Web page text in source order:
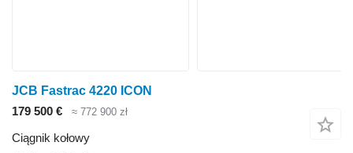
JCB Fastrac 4220 ICON
179 500 €
≈ 772 900 zł
Ciągnik kołowy